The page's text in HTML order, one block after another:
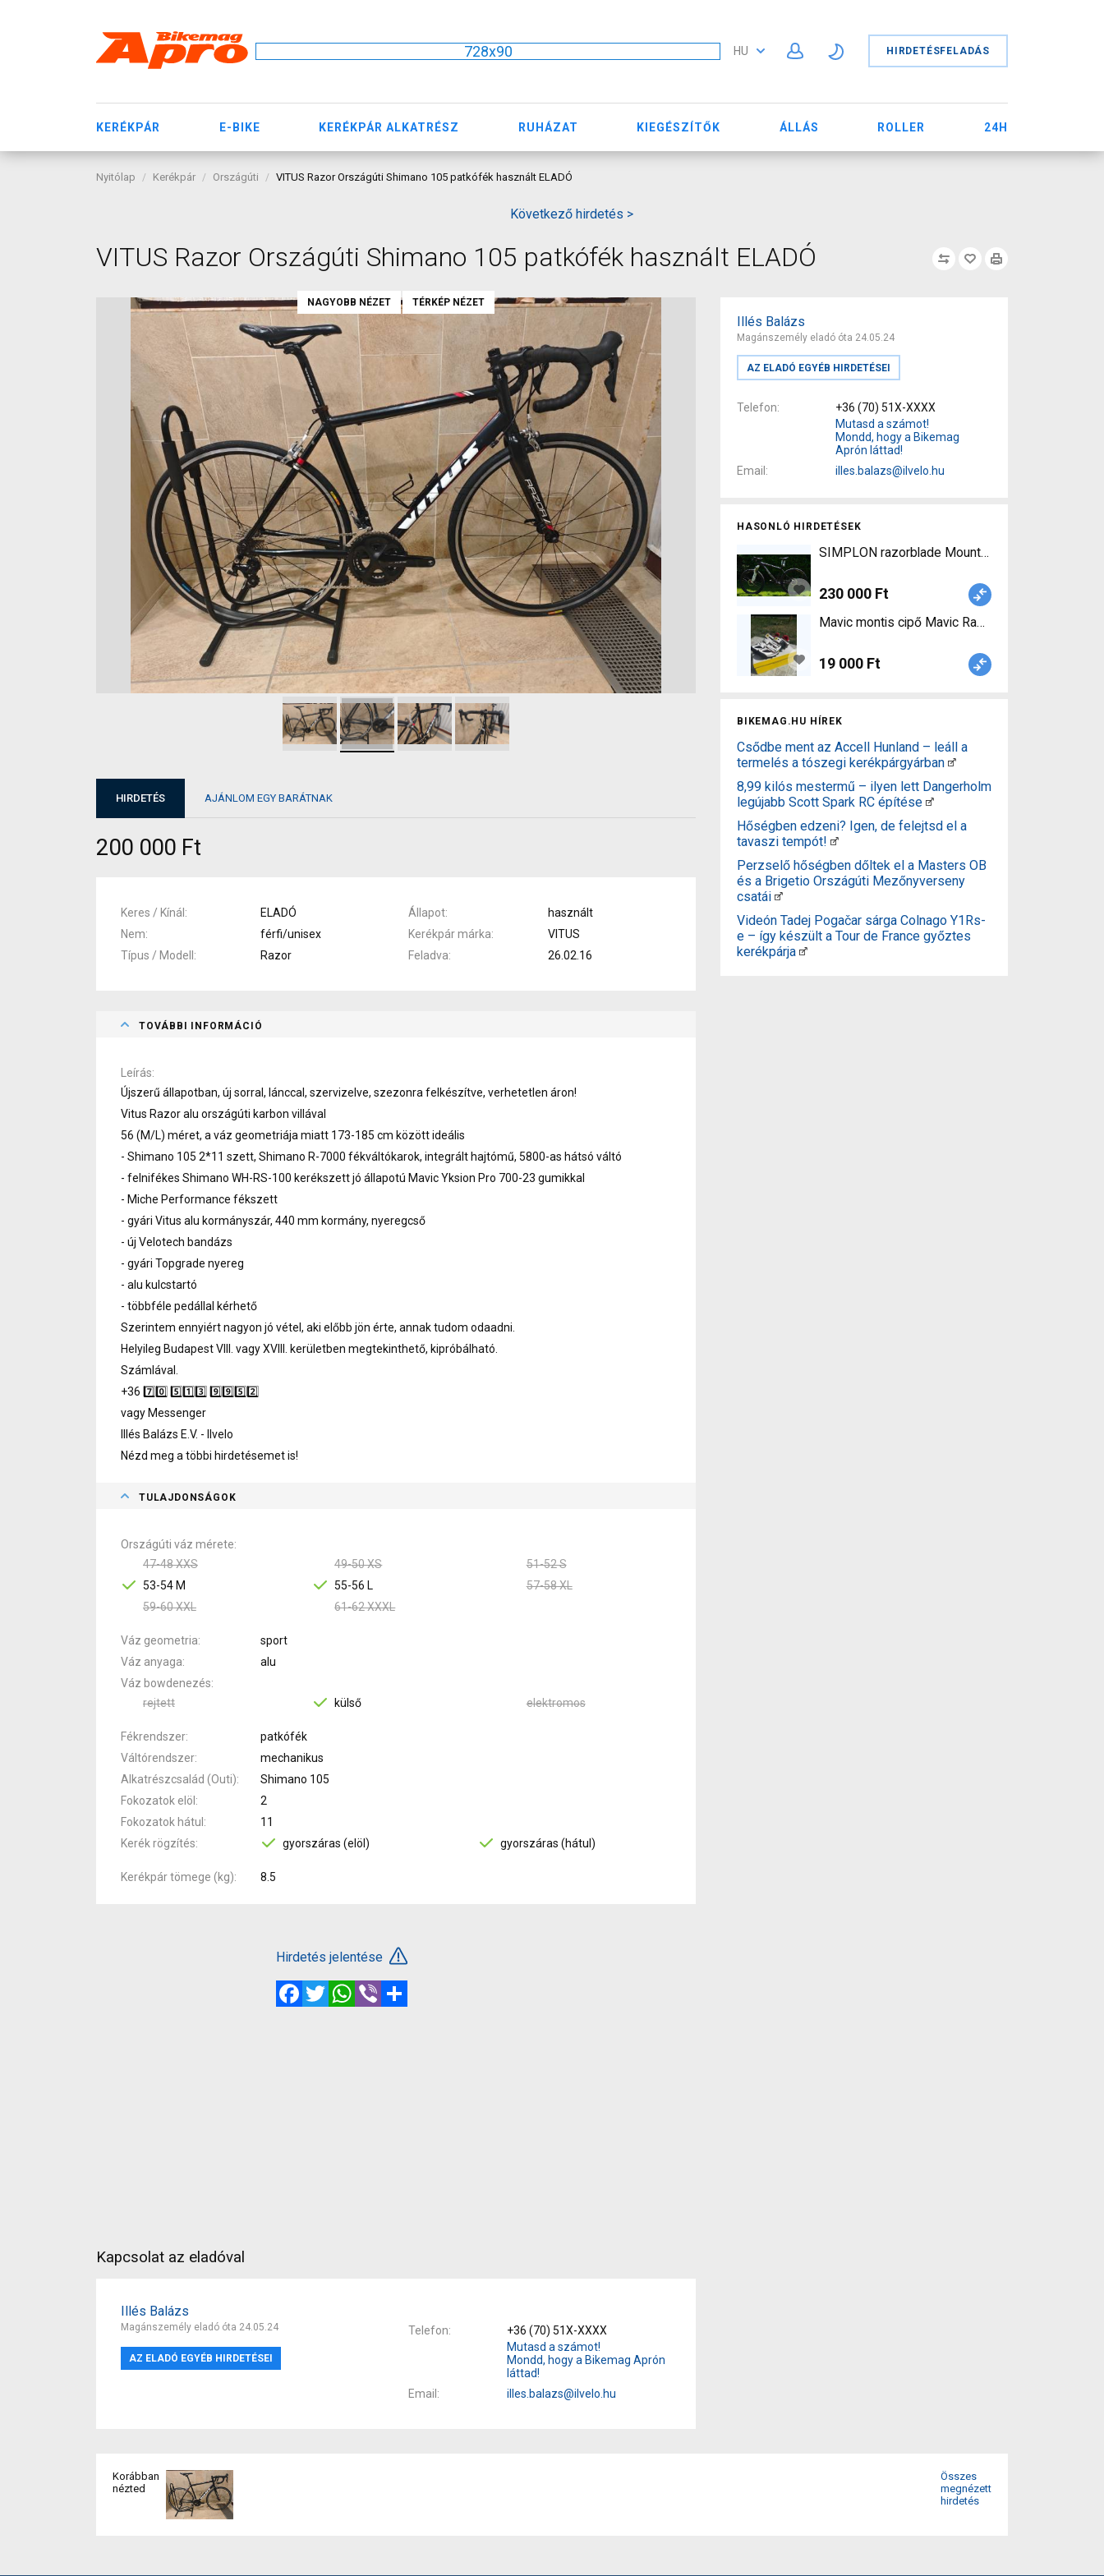
728x90 HU HIRDETÉSFELADÁS
KERÉKPÁR E-BIKE KERÉKPÁR ALKATRÉSZ RUHÁZAT KIEGÉSZÍTŐK ÁLLÁS ROLLER 24H
Nyitólap Kerékpár Országúti VITUS Razor Országúti Shimano 105 patkófék használt ELADÓ
Következő hirdetés >
VITUS Razor Országúti Shimano 105 patkófék használt ELADÓ
Illés Balázs
Magánszemély eladó óta 24.05.24
AZ ELADÓ EGYÉB HIRDETÉSEI
Telefon
+36 (70) 51X-XXXX
Mutasd a számot!
Mondd, hogy a Bikemag
Aprón láttad!
Email
illes.balazs@ilvelo.hu
HASONLÓ HIRDETÉSEK
SIMPLON razorblade Mountain Bike 26" elöl
230 000 Ft
Mavic montis cipő Mavic Razor Cipő / Zokni /
19 000 Ft
BIKEMAG.HU HÍREK
Csődbe ment az Accell Hunland – leáll a
termelés a tószegi kerékpárgyárban
8,99 kilós mestermű – ilyen lett Dangerholm
legújabb Scott Spark RC építése
Hőségben edzeni? Igen, de felejtsd el a
tavaszi tempót!
Perzselő hőségben dőltek el a Masters OB
és a Brigetio Országúti Mezőnyverseny
csatái
Videón Tadej Pogačar sárga Colnago Y1Rs-
e – így készült a Tour de France győztes
kerékpárja
NAGYOBB NÉZET TÉRKÉP NÉZET
HIRDETÉS AJÁNLOM EGY BARÁTNAK
200 000 Ft
Keres / Kínál ELADÓ Állapot
használt
Nem
férfi/unisex Kerékpár márka
VITUS
Típus / Modell
Razor Feladva 26.02.16
TOVÁBBI INFORMÁCIÓ
Leírás
Újszerű állapotban, új sorral, lánccal, szervizelve, szezonra felkészítve, verhetetlen áron!
Vitus Razor alu országúti karbon villával
56 (M/L) méret, a váz geometriája miatt 173-185 cm között ideális
- Shimano 105 2*11 szett, Shimano R-7000 fékváltókarok, integrált hajtómű, 5800-as hátsó váltó
- felnifékes Shimano WH-RS-100 kerékszett jó állapotú Mavic Yksion Pro 700-23 gumikkal
- Miche Performance fékszett
- gyári Vitus alu kormányszár, 440 mm kormány, nyeregcső
- új Velotech bandázs
- gyári Topgrade nyereg
- alu kulcstartó
- többféle pedállal kérhető
Szerintem ennyiért nagyon jó vétel, aki előbb jön érte, annak tudom odaadni.
Helyileg Budapest VIII. vagy XVIII. kerületben megtekinthető, kipróbálható.
Számlával.
+36 7️⃣0️⃣ 5️⃣1️⃣3️⃣ 9️⃣9️⃣5️⃣2️⃣
vagy Messenger
Illés Balázs E.V. - Ilvelo
Nézd meg a többi hirdetésemet is!
TULAJDONSÁGOK
Országúti váz mérete
47-48 XXS
49-50 XS
51-52 S
53-54 M
55-56 L
57-58 XL
59-60 XXL
61-62 XXXL
Váz geometria
sport
Váz anyaga
alu
Váz bowdenezés
rejtett
külső elektromos
Fékrendszer
patkófék
Váltórendszer
mechanikus
Alkatrészcsalád (Outi)
Shimano 105
Fokozatok elöl
2
Fokozatok hátul
11
Kerék rögzítés
gyorszáras (elöl) gyorszáras (hátul)
Kerékpár tömege (kg) 8.5
Hirdetés jelentése
FacebookTwitterWhatsApp
Viber
Kapcsolat az eladóval
Illés Balázs
Magánszemély eladó óta 24.05.24
AZ ELADÓ EGYÉB HIRDETÉSEI
Telefon
+36 (70) 51X-XXXX
Mutasd a számot!
Mondd, hogy a Bikemag Aprón
láttad!
Email
illes.balazs@ilvelo.hu
Korábban
nézted
Összes
megnézett
hirdetés